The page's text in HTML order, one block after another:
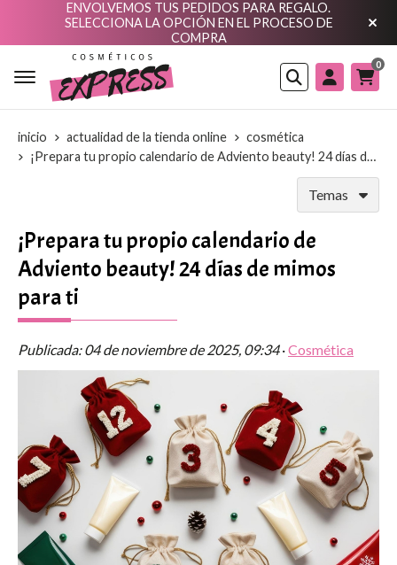
ENVOLVEMOS TUS PEDIDOS PARA REGALO.
SELECCIONA LA OPCIÓN EN EL PROCESO DE
COMPRA
Buscar
0
inicio actualidad de la tienda online
cosmética
¡Prepara tu propio calendario de Adviento beauty! 24 días de mimos para ti
Temas
¡Prepara tu propio calendario de
Adviento beauty! 24 días de mimos
para ti
Publicada: 04 de noviembre de 2025, 09:34·Cosmética